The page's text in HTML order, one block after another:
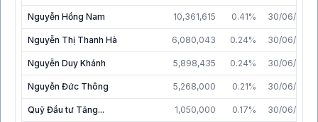
Nguyễn Hồng Nam 10,361,615 0.41% 30/06/2026
Nguyễn Thị Thanh Hà 6,080,043 0.24% 30/06/2026
Nguyễn Duy Khánh 5,898,435 0.24% 30/06/2026
Nguyễn Đức Thông 5,268,000 0.21% 30/06/2026
Quỹ Đầu tư Tăng... 1,050,000 0.17% 30/06/2020